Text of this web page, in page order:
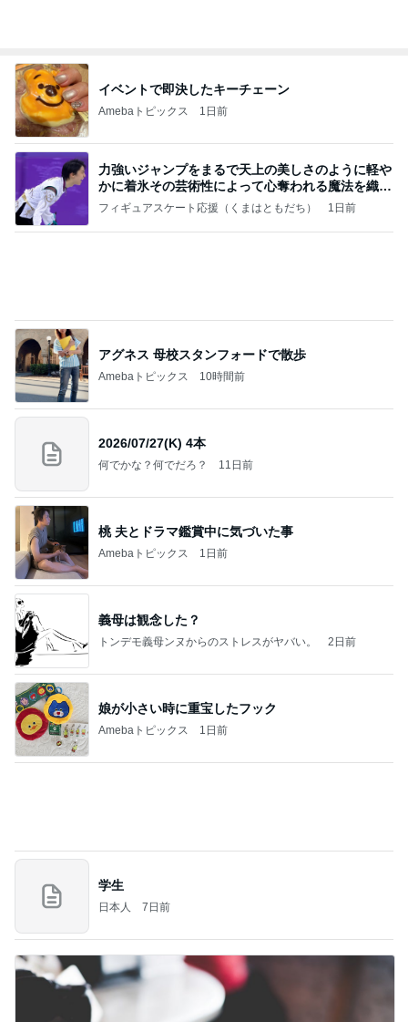
イベントで即決したキーチェーン
Amebaトピックス 1日前
力強いジャンプをまるで天上の美しさのように軽や
かに着氷その芸術性によって心奪われる魔法を織り
なす
フィギュアスケート応援（くまはともだち） 1日前
アグネス 母校スタンフォードで散歩
Amebaトピックス 10時間前
2026/07/27(K) 4本
何でかな？何でだろ？ 11日前
桃 夫とドラマ鑑賞中に気づいた事
Amebaトピックス 1日前
義母は観念した？
トンデモ義母ンヌからのストレスがヤバい。 2日前
娘が小さい時に重宝したフック
Amebaトピックス 1日前
学生
日本人 7日前